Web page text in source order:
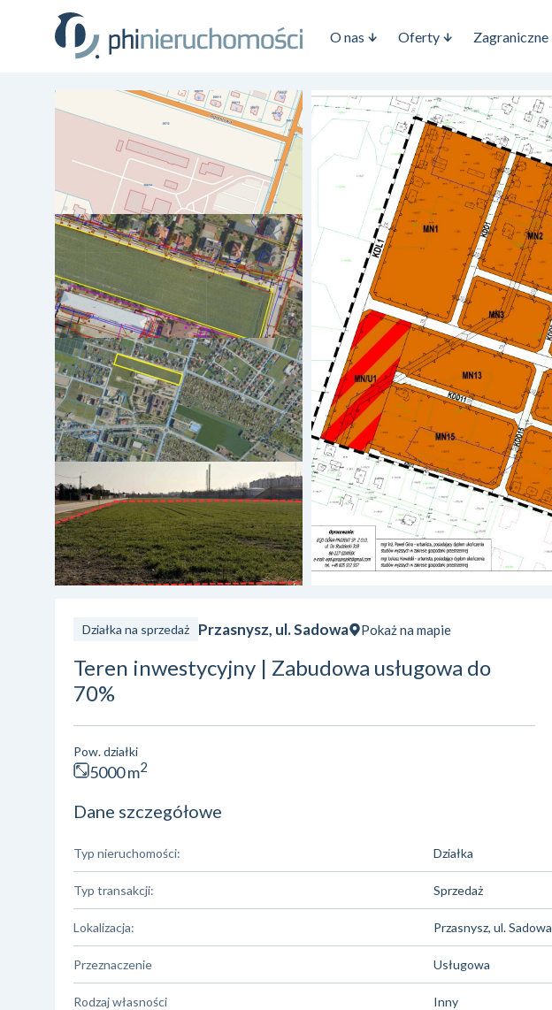
O nas Oferty Zagraniczne
Działka na sprzedaż Przasnysz, ul. Sadowa Pokaż na mapie
Teren inwestycyjny | Zabudowa usługowa do
70%
Pow. działki
5000 m2
Dane szczegółowe
Typ nieruchomości: Działka
Typ transakcji: Sprzedaż
Lokalizacja: Przasnysz, ul. Sadowa
Przeznaczenie Usługowa
Rodzaj własności Inny